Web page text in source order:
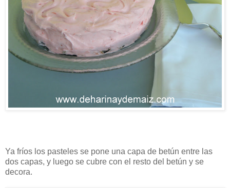
Ya fríos los pasteles se pone una capa de betún entre las
dos capas, y luego se cubre con el resto del betún y se
decora.